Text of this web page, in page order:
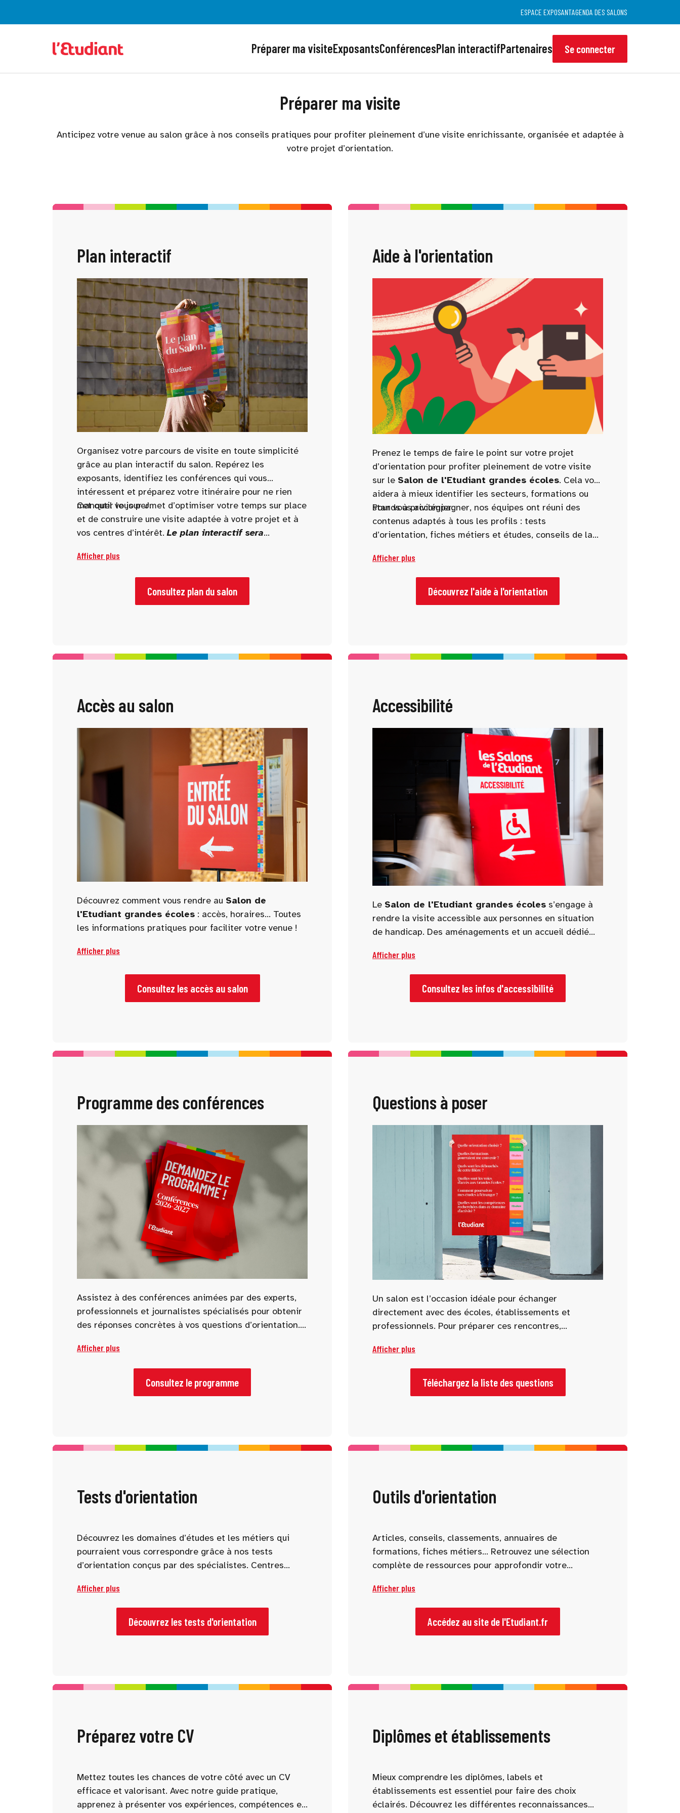
ESPACE EXPOSANTAGENDA DES SALONS
Préparer ma visiteExposantsConférencesPlan interactifPartenaires Se connecter
Préparer ma visite
Anticipez votre venue au salon grâce à nos conseils pratiques pour profiter pleinement d’une visite enrichissante, organisée et adaptée à
votre projet d’orientation.
Plan interactif
Organisez votre parcours de visite en toute simplicité
grâce au plan interactif du salon. Repérez les
exposants, identifiez les conférences qui vous
intéressent et préparez votre itinéraire pour ne rien
manquer le jour J.
Cet outil vous permet d’optimiser votre temps sur place
et de construire une visite adaptée à votre projet et à
vos centres d’intérêt.Le plan interactif sera
Afficher plus
Consultez plan du salon
Aide à l'orientation
Prenez le temps de faire le point sur votre projet
d’orientation pour profiter pleinement de votre visite
sur le Salon de l'Etudiant grandes écoles. Cela vous
aidera à mieux identifier les secteurs, formations ou
stands à privilégier.
Pour vous accompagner, nos équipes ont réuni des
contenus adaptés à tous les profils : tests
d’orientation, fiches métiers et études, conseils de la
Afficher plus
Découvrez l'aide à l'orientation
Accès au salon
Découvrez comment vous rendre au Salon de
l'Etudiant grandes écoles : accès, horaires... Toutes
les informations pratiques pour faciliter votre venue !
Afficher plus
Consultez les accès au salon
Accessibilité
Le Salon de l'Etudiant grandes écoles s’engage à
rendre la visite accessible aux personnes en situation
de handicap. Des aménagements et un accueil dédié
et inclusive aux personnes à mobilité réduite.
Afficher plus
Consultez les infos d'accessibilité
Programme des conférences
Assistez à des conférences animées par des experts,
professionnels et journalistes spécialisés pour obtenir
des réponses concrètes à vos questions d’orientation.
d’avenir… de nombreuses thématiques sont abordées
pour vous aider à mieux comprendre les études et les
parcours possibles. Pensez à consulter le programme à
l’avance et à sélectionner les conférences qui vous
Afficher plus
Consultez le programme
Questions à poser
Un salon est l’occasion idéale pour échanger
directement avec des écoles, établissements et
professionnels. Pour préparer ces rencontres,
poser aux exposants : admissions, programmes,
débouchés, stages, vie étudiante… Notre sélection vous
aidera à mener des échanges utiles !
Afficher plus
Téléchargez la liste des questions
Tests d'orientation
Découvrez les domaines d’études et les métiers qui
pourraient vous correspondre grâce à nos tests
d’orientation conçus par des spécialistes. Centres
tests vous permettent de mieux vous connaître et
d’identifier des pistes adaptées à votre profil.
Afficher plus
Découvrez les tests d'orientation
Outils d'orientation
Articles, conseils, classements, annuaires de
formations, fiches métiers… Retrouvez une sélection
complète de ressources pour approfondir votre
vous accompagnent à chaque étape pour mieux
comprendre les formations, les débouchés et les
parcours possibles.
Afficher plus
Accédez au site de l'Etudiant.fr
Préparez votre CV
Mettez toutes les chances de votre côté avec un CV
efficace et valorisant. Avec notre guide pratique,
apprenez à présenter vos expériences, compétences et
Diplômes et établissements
Mieux comprendre les diplômes, labels et
établissements est essentiel pour faire des choix
éclairés. Découvrez les différentes reconnaissances